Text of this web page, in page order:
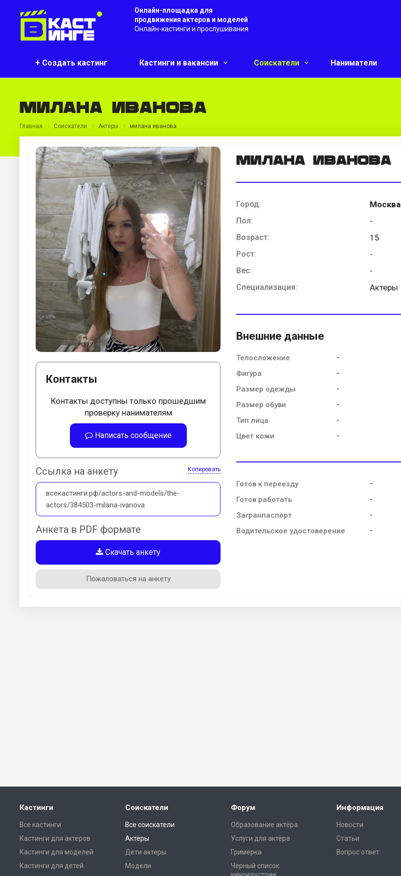
Онлайн-площадка для
продвижения актеров и моделей
Онлайн-кастинги и прослушивания
+ Создать кастинг Кастинги и вакансии Соискатели Наниматели
милана иванова
Главная Соискатели Актеры милана иванова
Контакты
Контакты доступны только прошедшим
проверку нанимателям
Написать сообщение
Ссылка на анкету Копировать
всекастинги.рф/actors-and-models/the-
actors/384503-milana-ivanova
Анкета в PDF формате
Скачать анкету
Пожаловаться на анкету
милана иванова
Город: Москва
Пол: -
Возраст: 15
Рост: -
Вес: -
Специализация: Актеры
Внешние данные
Телосложение -
Фигура -
Размер одежды -
Размер обуви -
Тип лица -
Цвет кожи -
Готов к переезду -
Готов работать -
Загранпаспорт -
Водительское удостоверение -
Кастинги
Все кастинги
Кастинги для актеров
Кастинги для моделей
Кастинги для детей
Соискатели
Все соискатели
Актёры
Дети актеры
Модели
Форум
Образование актёра
Услуги для актёра
Гримёрка
Чёрный список
Информация
Новости
Статьи
Вопрос ответ